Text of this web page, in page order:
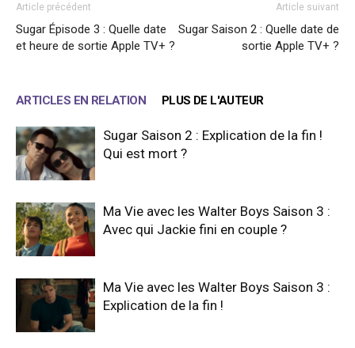
Article précédent
Sugar Épisode 3 : Quelle date
et heure de sortie Apple TV+ ?
Article suivant
Sugar Saison 2 : Quelle date de
sortie Apple TV+ ?
ARTICLES EN RELATION PLUS DE L'AUTEUR
Sugar Saison 2 : Explication de la fin !
Qui est mort ?
Ma Vie avec les Walter Boys Saison 3 :
Avec qui Jackie fini en couple ?
Ma Vie avec les Walter Boys Saison 3 :
Explication de la fin !